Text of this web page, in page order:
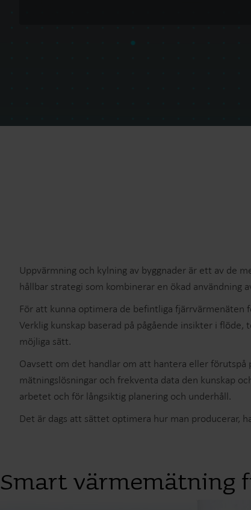
Uppvärmning och kylning av byggnader är ett av de
hållbar strategi som kombinerar en ökad användning
För att kunna optimera de befintliga
Verklig kunskap baserad på pågående insikter i
möjliga sätt.
Oavsett om det handlar om att hantera eller
mätningslösningar och frekventa data den kunskap
arbetet och för långsiktig planering och underhåll.
Det är dags att sättet optimera hur man producerar,
Smart värmemätning